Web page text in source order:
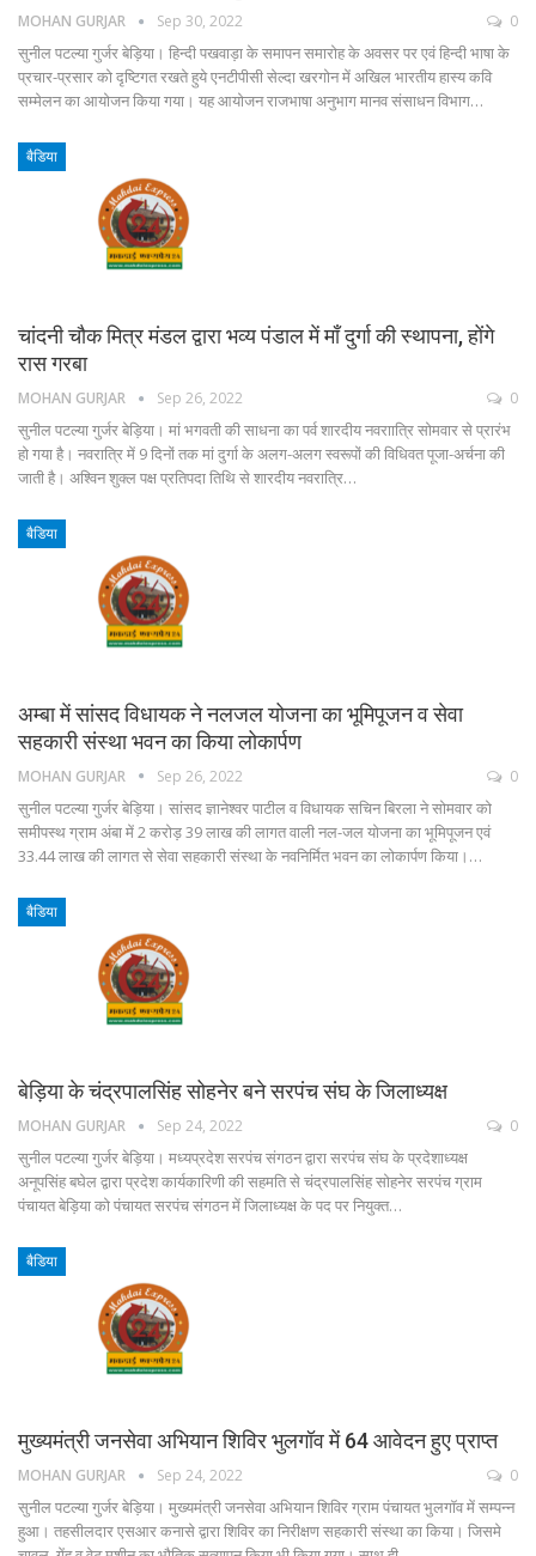
MOHAN GURJAR Sep 30, 2022 0
सुनील पटल्या गुर्जर बेड़िया। हिन्दी पखवाड़ा के समापन समारोह के अवसर पर एवं हिन्दी भाषा के
प्रचार-प्रसार को दृष्टिगत रखते हुये एनटीपीसी सेल्दा खरगोन में अखिल भारतीय हास्य कवि
सम्मेलन का आयोजन किया गया। यह आयोजन राजभाषा अनुभाग मानव संसाधन विभाग…
बैडिया
चांदनी चौक मित्र मंडल द्वारा भव्य पंडाल में माँ दुर्गा की स्थापना, होंगे
रास गरबा
MOHAN GURJAR Sep 26, 2022 0
सुनील पटल्या गुर्जर बेड़िया। मां भगवती की साधना का पर्व शारदीय नवराात्रि सोमवार से प्रारंभ
हो गया है। नवरात्रि में 9 दिनों तक मां दुर्गा के अलग-अलग स्वरूपों की विधिवत पूजा-अर्चना की
जाती है। अश्विन शुक्ल पक्ष प्रतिपदा तिथि से शारदीय नवरात्रि…
बैडिया
अम्बा में सांसद विधायक ने नलजल योजना का भूमिपूजन व सेवा
सहकारी संस्था भवन का किया लोकार्पण
MOHAN GURJAR Sep 26, 2022 0
सुनील पटल्या गुर्जर बेड़िया। सांसद ज्ञानेश्वर पाटील व विधायक सचिन बिरला ने सोमवार को
समीपस्थ ग्राम अंबा में 2 करोड़ 39 लाख की लागत वाली नल-जल योजना का भूमिपूजन एवं
33.44 लाख की लागत से सेवा सहकारी संस्था के नवनिर्मित भवन का लोकार्पण किया।…
बैडिया
बेड़िया के चंद्रपालसिंह सोहनेर बने सरपंच संघ के जिलाध्यक्ष
MOHAN GURJAR Sep 24, 2022 0
सुनील पटल्या गुर्जर बेड़िया। मध्यप्रदेश सरपंच संगठन द्वारा सरपंच संघ के प्रदेशाध्यक्ष
अनूपसिंह बघेल द्वारा प्रदेश कार्यकारिणी की सहमति से चंद्रपालसिंह सोहनेर सरपंच ग्राम
पंचायत बेड़िया को पंचायत सरपंच संगठन में जिलाध्यक्ष के पद पर नियुक्त…
बैडिया
मुख्यमंत्री जनसेवा अभियान शिविर भुलगॉव में 64 आवेदन हुए प्राप्त
MOHAN GURJAR Sep 24, 2022 0
सुनील पटल्या गुर्जर बेड़िया। मुख्यमंत्री जनसेवा अभियान शिविर ग्राम पंचायत भुलगॉव में सम्पन्न
हुआ। तहसीलदार एसआर कनासे द्वारा शिविर का निरीक्षण सहकारी संस्था का किया। जिसमे